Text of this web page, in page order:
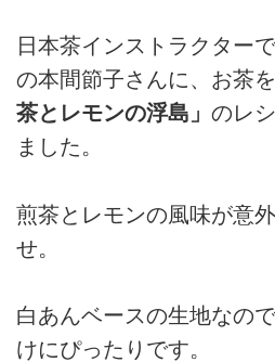
日本茶インストラクター
の本間節子さんに、お茶
茶とレモンの浮島」 のレ
ました。
煎茶とレモンの風味が意
せ。
白あんベースの生地なの
けにぴったりです。